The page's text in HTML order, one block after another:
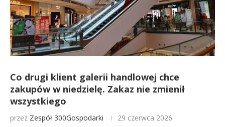
Co drugi klient galerii handlowej chce
zakupów w niedzielę. Zakaz nie zmienił
wszystkiego
przez Zespół 300Gospodarki 29 czerwca 2026